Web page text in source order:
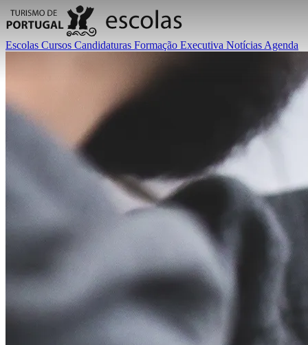
Escolas Cursos Candidaturas Formação Executiva Notícias Agenda